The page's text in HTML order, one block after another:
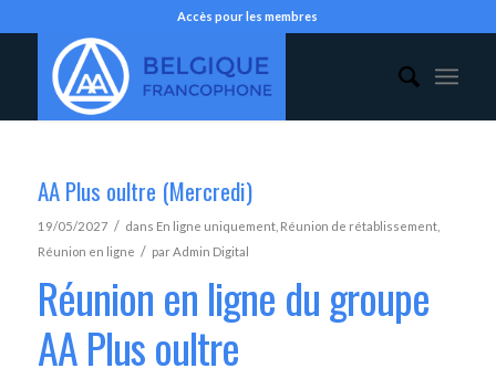
Accès pour les membres
AA Plus oultre (Mercredi)
19/05/2027 / dans En ligne uniquement, Réunion de rétablissement,
Réunion en ligne / parAdmin Digital
Réunion en ligne du groupe
AA Plus oultre